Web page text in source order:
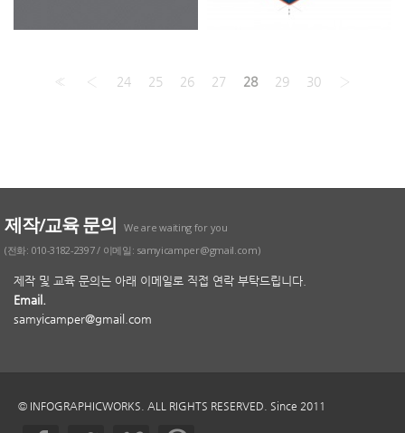
« ‹ 24 25 26 27 28 29 30 ›
제작/교육 문의
We are waiting for you
(전화: 010-3182-2397 / 이메일: samyicamper@gmail.com)
제작 및 교육 문의는 아래 이메일로 직접 연락 부탁드립니다.
Email.
samyicamper@gmail.com
© INFOGRAPHICWORKS. ALL RIGHTS RESERVED. Since 2011